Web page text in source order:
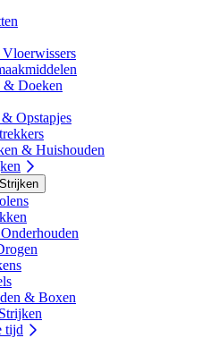
& Doeken
Opstapjes
& Huishouden
& Boxen
tijd